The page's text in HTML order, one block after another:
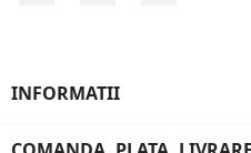
INFORMATII